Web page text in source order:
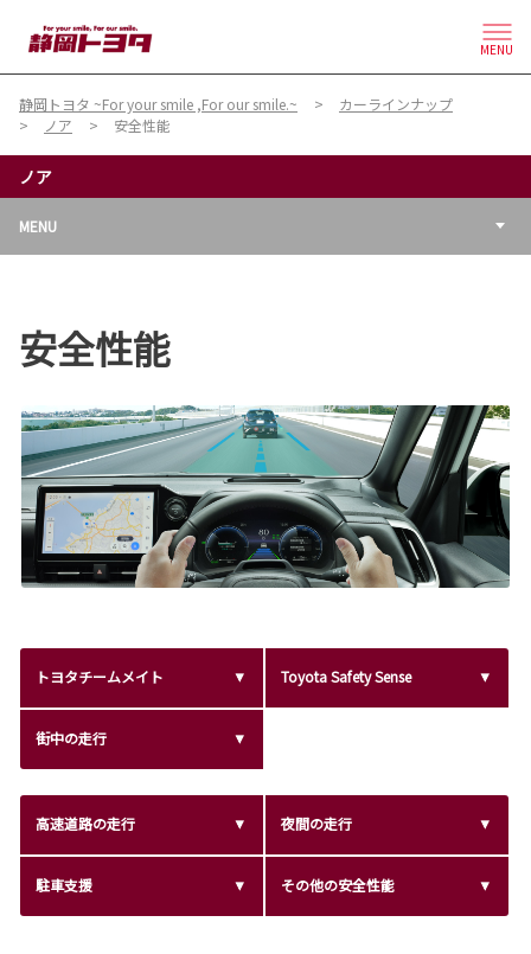
MENU
静岡トヨタ ~For your smile ,For our smile.~
カーラインナップ
ノア
安全性能
ノア
MENU
安全性能
トヨタチームメイト Toyota Safety Sense
街中の走行
高速道路の走行 夜間の走行
駐車支援 その他の安全性能